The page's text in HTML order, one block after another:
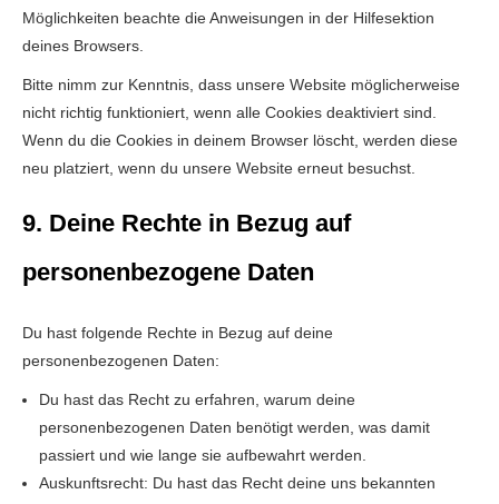
Möglichkeiten beachte die Anweisungen in der Hilfesektion
deines Browsers.
Bitte nimm zur Kenntnis, dass unsere Website möglicherweise
nicht richtig funktioniert, wenn alle Cookies deaktiviert sind.
Wenn du die Cookies in deinem Browser löscht, werden diese
neu platziert, wenn du unsere Website erneut besuchst.
9. Deine Rechte in Bezug auf
personenbezogene Daten
Du hast folgende Rechte in Bezug auf deine
personenbezogenen Daten:
Du hast das Recht zu erfahren, warum deine
personenbezogenen Daten benötigt werden, was damit
passiert und wie lange sie aufbewahrt werden.
Auskunftsrecht: Du hast das Recht deine uns bekannten